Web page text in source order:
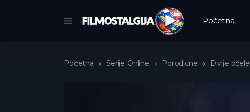
Početna
Početna Serije Online Porodicne Divlje pčele